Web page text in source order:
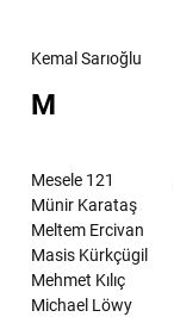
Kemal Sarıoğlu
M
Mesele 121
Münir Karataş
Meltem Ercivan
Masis Kürkçügil
Mehmet Kılıç
Michael Löwy